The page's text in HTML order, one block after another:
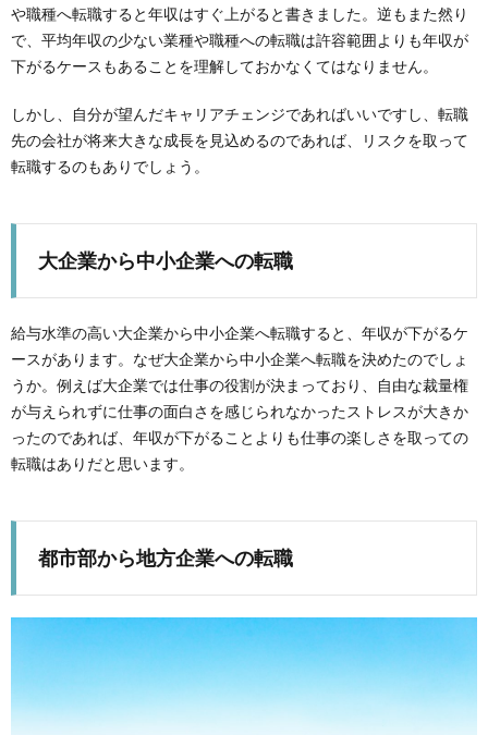
や職種へ転職すると年収はすぐ上がると書きました。逆もまた然り
で、平均年収の少ない業種や職種への転職は許容範囲よりも年収が
下がるケースもあることを理解しておかなくてはなりません。
しかし
自分が望んだキャリアチェンジであればいいですし、転職
先の会社が将来大きな成長を見込めるのであれば、リスクを取って
転職するのもありでしょう。
大企業から中小企業への転職
給与水準の高い大企業から中小企業へ転職すると、年収が下がるケ
ースがあります。なぜ大企業から中小企業へ転職を決めたのでしょ
うか。 例えば大企業では仕事の役割が決まっており、自由な裁量権
が与えられずに仕事の面白さを感じられなかったストレスが大きか
ったのであれば、年収が下がることよりも仕事の楽しさを取っての
転職はありだと思います。
都市部から地方企業への転職